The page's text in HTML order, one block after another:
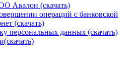
Авалон (скачать)
операций с банковской
(скачать)
персональных данных (скачать)